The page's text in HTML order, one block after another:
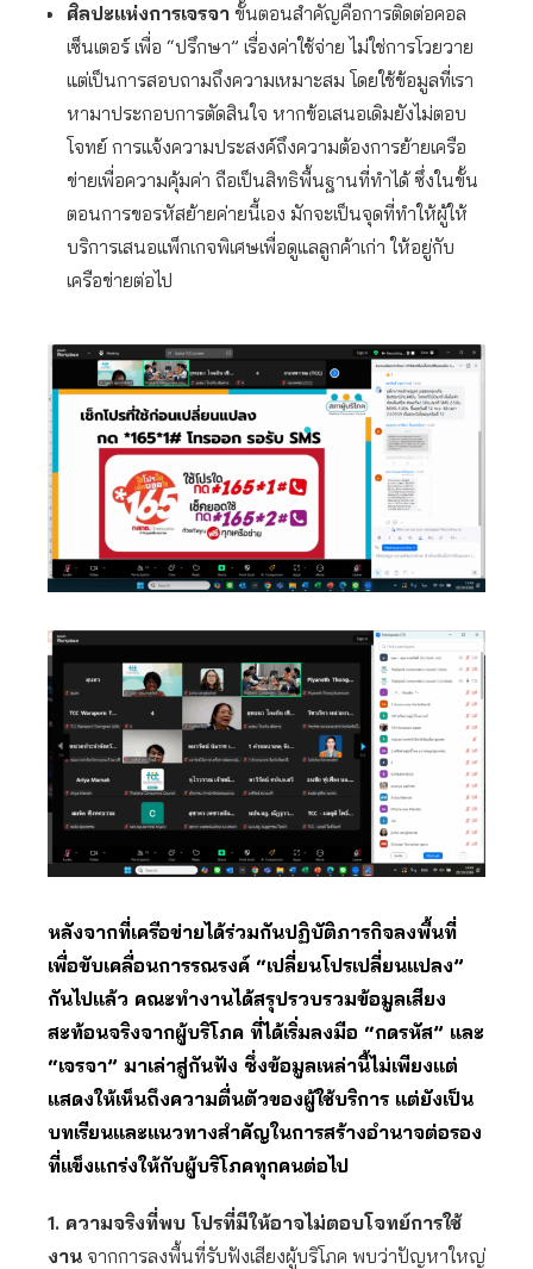
ศิลปะแห่งการเจรจา ขั้นตอนสำคัญคือการติดต่อคอล
เซ็นเตอร์ เพื่อ “ปรึกษา” เรื่องค่าใช้จ่าย ไม่ใช่การโวยวาย
แต่เป็นการสอบถามถึงความเหมาะสม โดยใช้ข้อมูลที่เรา
หามาประกอบการตัดสินใจ หากข้อเสนอเดิมยังไม่ตอบ
โจทย์ การแจ้งความประสงค์ถึงความต้องการย้ายเครือ
ข่ายเพื่อความคุ้มค่า ถือเป็นสิทธิพื้นฐานที่ทำได้ ซึ่งในขั้น
ตอนการขอรหัสย้ายค่ายนี้เอง มักจะเป็นจุดที่ทำให้ผู้ให้
บริการเสนอแพ็กเกจพิเศษเพื่อดูแลลูกค้าเก่า ให้อยู่กับ
เครือข่ายต่อไป
หลังจากที่เครือข่ายได้ร่วมกันปฏิบัติภารกิจลงพื้นที่
เพื่อขับเคลื่อนการรณรงค์ “เปลี่ยนโปรเปลี่ยนแปลง”
กันไปแล้ว คณะทำงานได้สรุปรวบรวมข้อมูลเสียง
สะท้อนจริงจากผู้บริโภค ที่ได้เริ่มลงมือ “กดรหัส” และ
“เจรจา” มาเล่าสู่กันฟัง ซึ่งข้อมูลเหล่านี้ไม่เพียงแต่
แสดงให้เห็นถึงความตื่นตัวของผู้ใช้บริการ แต่ยังเป็น
บทเรียนและแนวทางสำคัญในการสร้างอำนาจต่อรอง
ที่แข็งแกร่งให้กับผู้บริโภคทุกคนต่อไป
1. ความจริงที่พบ โปรที่มีให้อาจไม่ตอบโจทย์การใช้
งาน จากการลงพื้นที่รับฟังเสียงผู้บริโภค พบว่าปัญหาใหญ่